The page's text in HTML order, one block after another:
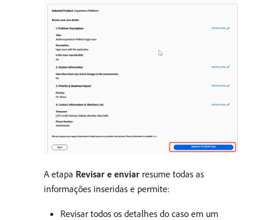
A etapa Revisar e enviar resume todas as
informações inseridas e permite:
Revisar todos os detalhes do caso em um